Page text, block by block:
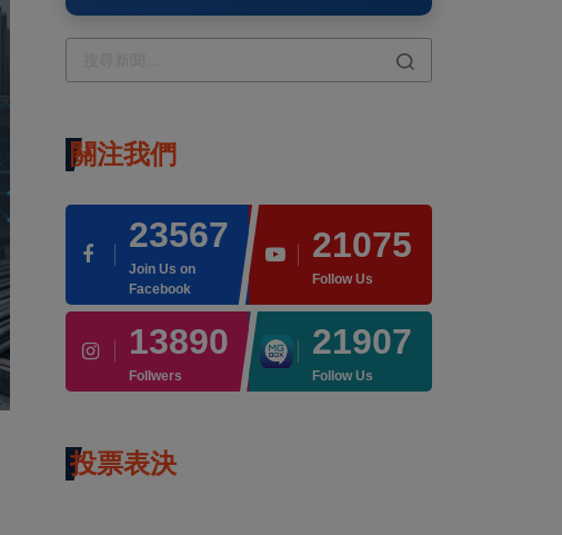
關注我們
23567
Join Us on
Facebook
21075
Follow Us
13890
Follwers
21907
Follow Us
投票表決